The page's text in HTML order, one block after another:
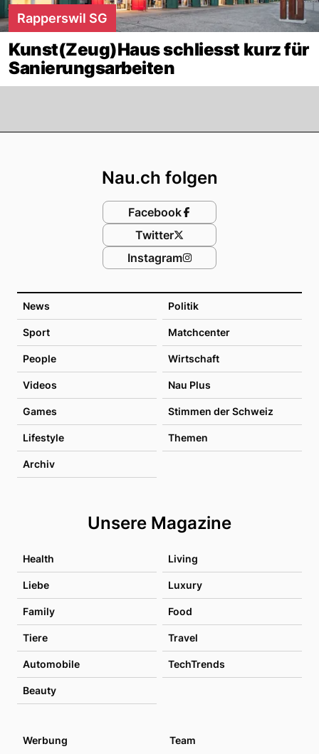
Rapperswil SG
Kunst(Zeug)Haus schliesst kurz für
Sanierungsarbeiten
News Politik
Sport Matchcenter
People Wirtschaft
Videos Nau Plus
Games Stimmen der Schweiz
Lifestyle Themen
Archiv
Unsere Magazine
Health Living
Liebe Luxury
Family Food
Tiere Travel
Automobile TechTrends
Beauty
Nau.ch folgen
Facebook
Twitter
Instagram
Werbung Team